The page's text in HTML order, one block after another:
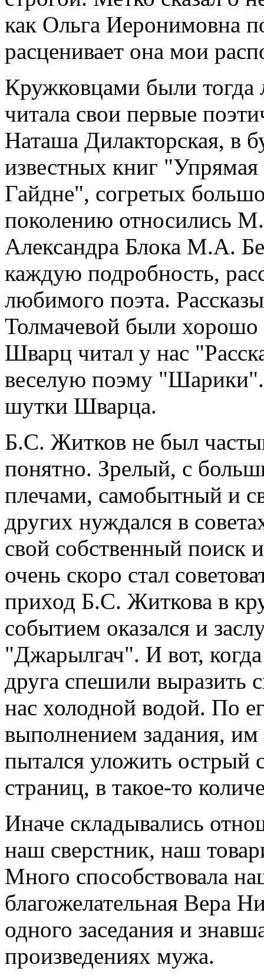
как Ольга Иеронимовна
расценивает она мои
Кружковцами были тогда
читала свои первые
Наташа Дилакторская, в
известных книг
Гайдне", согретых
поколению относились
Александра Блока М.А.
каждую подробность,
любимого поэта.
Толмачевой были
Шварц читал у нас
веселую поэму
шутки Шварца.
Б.С. Житков не был
понятно. Зрелый, с
плечами, самобытный и
других нуждался в
свой собственный поиск
очень скоро стал
приход Б.С. Житкова в
событием оказался и
"Джарылгач". И вот,
друга спешили выразить
нас холодной водой. По
выполнением задания,
пытался уложить острый
страниц, в такое-то
Иначе складывались
наш сверстник, наш
Много способствовала
благожелательная Вера
одного заседания и
произведениях мужа.